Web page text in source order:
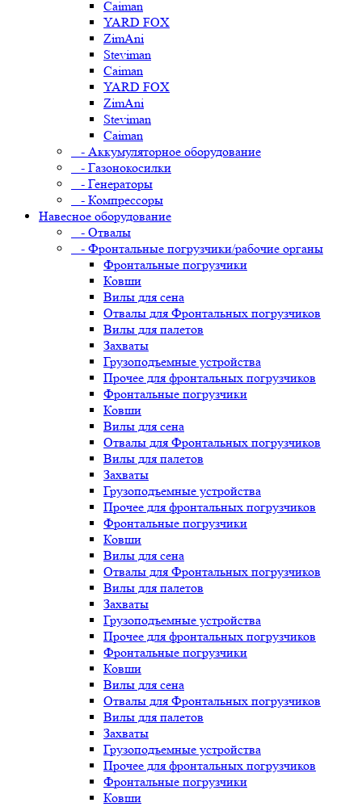
Caiman
YARD FOX
ZimAni
Steviman
Caiman
YARD FOX
ZimAni
Steviman
Caiman
- Аккумуляторное оборудование
- Газонокосилки
- Генераторы
- Компрессоры
Навесное оборудование
- Отвалы
- Фронтальные погрузчики/рабочие органы
Фронтальные погрузчики
Ковши
Вилы для сена
Отвалы для Фронтальных погрузчиков
Вилы для палетов
Захваты
Грузоподъемные устройства
Прочее для фронтальных погрузчиков
Фронтальные погрузчики
Ковши
Вилы для сена
Отвалы для Фронтальных погрузчиков
Вилы для палетов
Захваты
Грузоподъемные устройства
Прочее для фронтальных погрузчиков
Фронтальные погрузчики
Ковши
Вилы для сена
Отвалы для Фронтальных погрузчиков
Вилы для палетов
Захваты
Грузоподъемные устройства
Прочее для фронтальных погрузчиков
Фронтальные погрузчики
Ковши
Вилы для сена
Отвалы для Фронтальных погрузчиков
Вилы для палетов
Захваты
Грузоподъемные устройства
Прочее для фронтальных погрузчиков
Фронтальные погрузчики
Ковши